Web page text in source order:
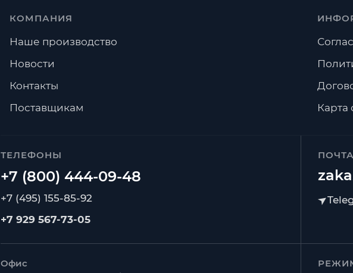
ТЕЛЕФОНЫ
+7 (495) 155-85-92
+7 929 567-73-05
Офис
КОМПАНИЯ
Наше производство
Новости
Контакты
Поставщикам
Карта